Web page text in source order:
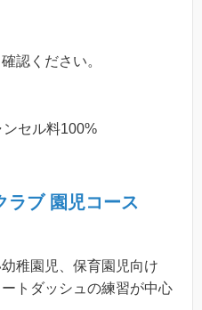
認ください。
セル料100%
ラブ 園児コース
稚園児、保育園児向け
トダッシュの練習が中心